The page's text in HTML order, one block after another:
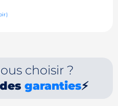
choisir ?
garanties⚡